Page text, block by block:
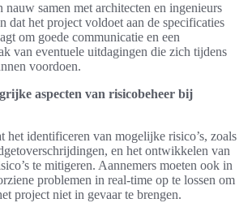
nauw samen met architecten en ingenieurs
dat het project voldoet aan de specificaties
om goede communicatie en een
van eventuele uitdagingen die zich tijdens
voordoen.
aspecten van risicobeheer bij
het identificeren van mogelijke risico’s, zoals
en het ontwikkelen van
te mitigeren. Aannemers moeten ook in
problemen in real-time op te lossen om
project niet in gevaar te brengen.